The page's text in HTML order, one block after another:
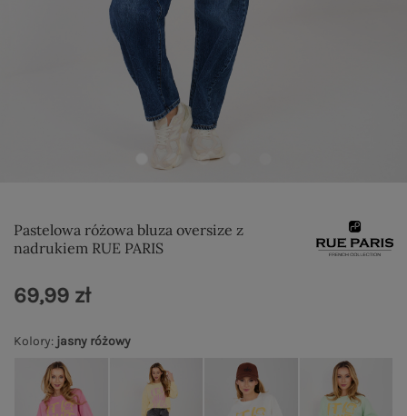
Pastelowa różowa bluza oversize z
nadrukiem RUE PARIS
Kolory: jasny różowy
69,99 zł